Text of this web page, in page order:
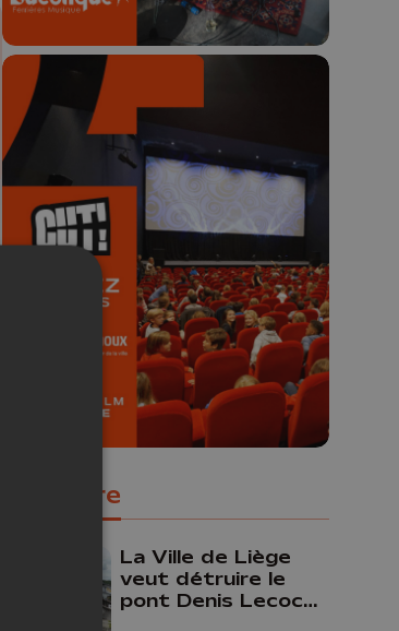
🎬 Concours CUT x
Les Grignoux ✨
Concours permanent - 2 places à
gagner chaque semaine !
Populaire
La Ville de Liège
veut détruire le
pont Denis Lecocq